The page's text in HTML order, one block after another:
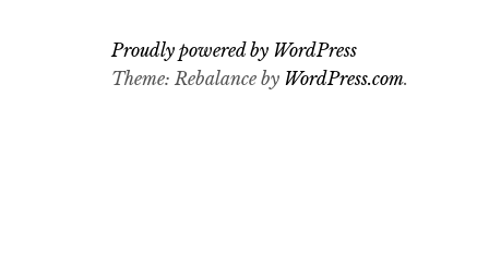
Proudly powered by WordPress
Theme: Rebalance by WordPress.com.